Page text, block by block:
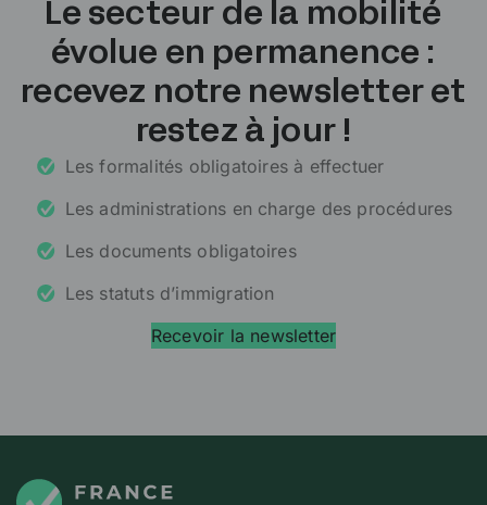
Le secteur de la mobilité
évolue en permanence :
recevez notre newsletter et
restez à jour !
Les formalités obligatoires à effectuer
Les administrations en charge des procédures
Les documents obligatoires
Les statuts d’immigration
Recevoir la newsletter